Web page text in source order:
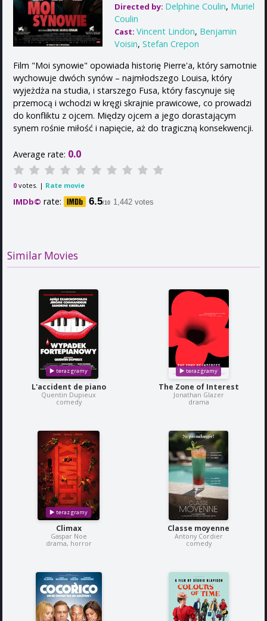
Directed by: Delphine Coulin, Muriel
Coulin
Cast: Vincent Lindon, Benjamin
Voisin, Stefan Crepon
Film "Moi synowie" opowiada historię Pierre'a, który samotnie
wychowuje dwóch synów – najmłodszego Louisa, który
wyjeżdża na studia, i starszego Fusa, który fascynuje się
przemocą i wchodzi w kręgi skrajnie prawicowe, co prowadzi
do konfliktu z ojcem. Między ojcem a jego dorastającym
synem rośnie miłość i napięcie, aż do tragiczną konsekwencji.
Average rate: 0.0
0 votes. | Rate movie
IMDb© rate: 6.5/10 1,442 votes
Similar Movies
L'accident de piano
Quentin Dupieux
comedy
The Zone of Interest
Jonathan Glazer
drama
Climax
Gaspar Noe
drama, horror
Classe moyenne
Antony Cordier
comedy